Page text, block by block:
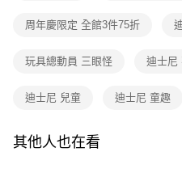
【注意事項】
用戶於交易時，得透過本服務購買商
資料（包含姓名、電話或地址）提供
3.完整用戶服務條款，請詳閱以下連結
３．收到繳費通知簡訊後14天內，點
購買商品的店家。未經商家同意取消
※ 交易是否成功請以「AFTEE先享
每筆NT$80，滿NT$699(含以上)
付款後7-11取貨
宅配
周年慶限定 全館3件75折
玩具總動員 三眼怪 迪士尼
迪士尼 兒童 迪士尼 童趣
其他人也在看